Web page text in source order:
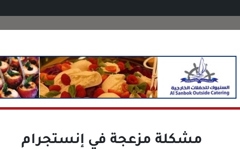
مشكلة مزعجة في إنستجرام